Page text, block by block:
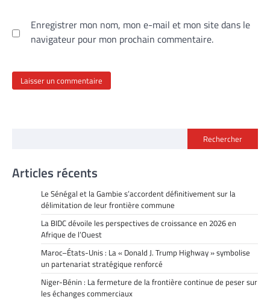
Enregistrer mon nom, mon e-mail et mon site dans le
navigateur pour mon prochain commentaire.
Rechercher
Articles récents
Le Sénégal et la Gambie s’accordent définitivement sur la
délimitation de leur frontière commune
La BIDC dévoile les perspectives de croissance en 2026 en
Afrique de l’Ouest
Maroc–États-Unis : La « Donald J. Trump Highway » symbolise
un partenariat stratégique renforcé
Niger-Bénin : La fermeture de la frontière continue de peser sur
les échanges commerciaux